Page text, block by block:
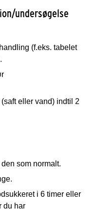
undersøgelse
(f.eks. tabelet
eller vand) indtil 2
som normalt.
i 6 timer eller
du har